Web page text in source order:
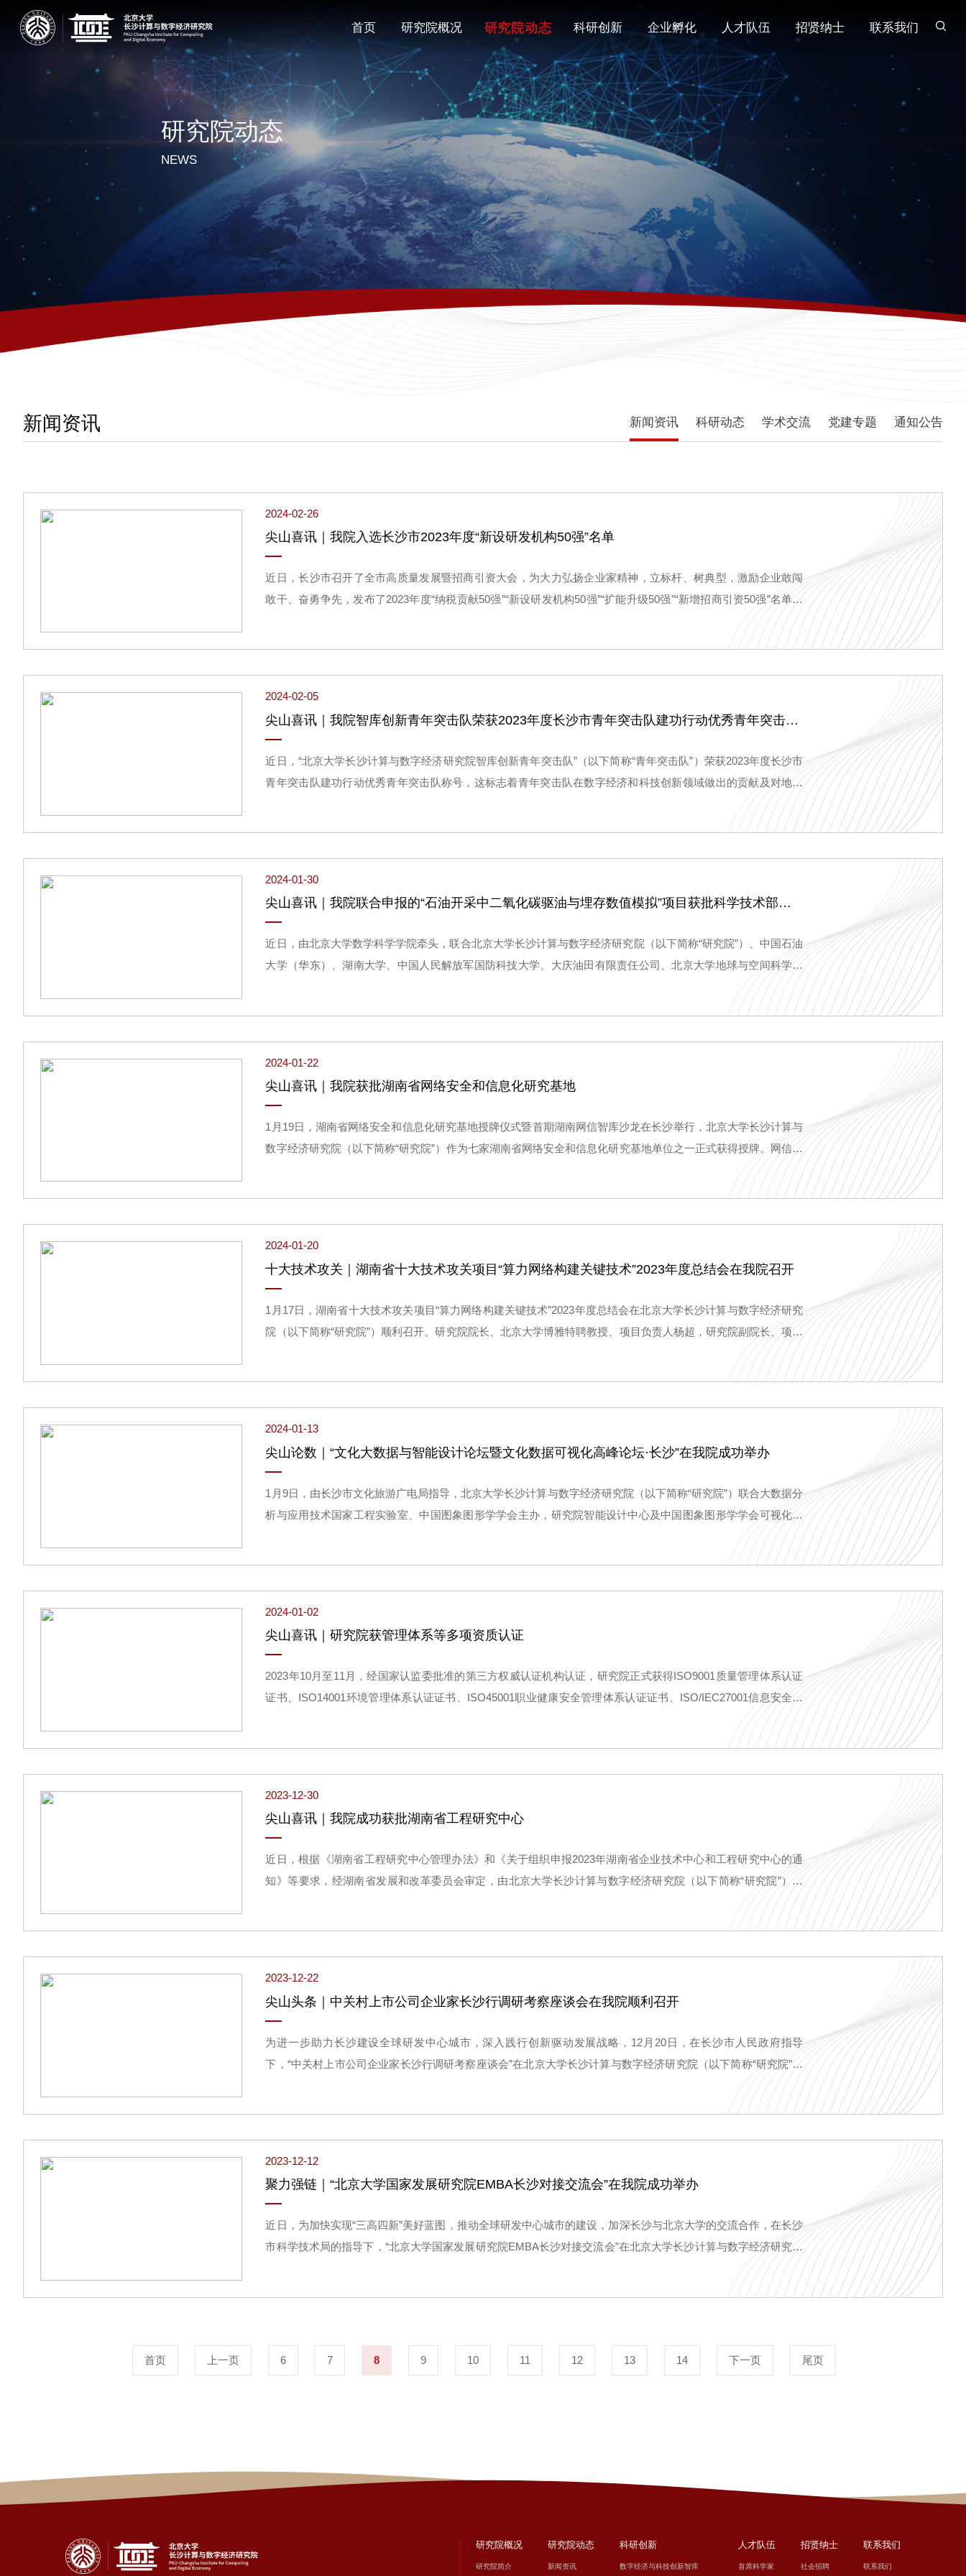
首页 研究院概况 研究院动态 科研创新 企业孵化 人才队伍 招贤纳士 联系我们
研究院动态
NEWS
新闻资讯 新闻资讯 科研动态 学术交流 党建专题 通知公告
2024-02-26
尖山喜讯｜我院入选长沙市2023年度“新设研发机构50强”名单
近日，长沙市召开了全市高质量发展暨招商引资大会，为大力弘扬企业家精神，立标杆、树典型，激励企业敢闯
敢干、奋勇争先，发布了2023年度“纳税贡献50强”“新设研发机构50强”“扩能升级50强”“新增招商引资50强”名单。
由北京大学长沙计算与数字经济研究院（以下简称“研究院”）牵头，联合长沙景嘉微电子股份有限公司、北京大学
大数据分析与应用技术国家工程实验室共同申报建设的“自主可控高性能计算软件湖南省工程研究中心”成功入选长
2024-02-05
尖山喜讯｜我院智库创新青年突击队荣获2023年度长沙市青年突击队建功行动优秀青年突击队称号
近日，“北京大学长沙计算与数字经济研究院智库创新青年突击队”（以下简称“青年突击队”）荣获2023年度长沙市
青年突击队建功行动优秀青年突击队称号，这标志着青年突击队在数字经济和科技创新领域做出的贡献及对地方
2024-01-30
尖山喜讯｜我院联合申报的“石油开采中二氧化碳驱油与埋存数值模拟”项目获批科学技术部国家重点研发计划重点专项
近日，由北京大学数学科学学院牵头，联合北京大学长沙计算与数字经济研究院（以下简称“研究院”）、中国石油
大学（华东）、湖南大学、中国人民解放军国防科技大学、大庆油田有限责任公司、北京大学地球与空间科学学
院、厦门大学、中国科学院力学研究所以及中国科学院数学与系统科学研究院共同申报的“石油开采中二氧化碳驱
油与埋存数值模拟”项目，获批科学技术部国家重点研发计划“数学和应用研究”重点专项2023年度项目，以“揭榜挂
2024-01-22
尖山喜讯｜我院获批湖南省网络安全和信息化研究基地
1月19日，湖南省网络安全和信息化研究基地授牌仪式暨首期湖南网信智库沙龙在长沙举行，北京大学长沙计算与
数字经济研究院（以下简称“研究院”）作为七家湖南省网络安全和信息化研究基地单位之一正式获得授牌。网信研
究基地是服务网信决策、聚焦网信事业发展需要而设立的重要研究平台，主要职责是组织开展网信领域重大理论
2024-01-20
十大技术攻关｜湖南省十大技术攻关项目“算力网络构建关键技术”2023年度总结会在我院召开
1月17日，湖南省十大技术攻关项目“算力网络构建关键技术”2023年度总结会在北京大学长沙计算与数字经济研究
院（以下简称“研究院”）顺利召开。研究院院长、北京大学博雅特聘教授、项目负责人杨超，研究院副院长、项目
行政负责人陈德良，研究院算力网络研究中心主任、项目总工程师樊春出席会议。各课题负责人以及湖南大学、
中南大学、湖南中科曙光信息有限公司、湖南马栏山视频先进技术研究院、方心科技股份有限公司等项目合作单
2024-01-13
尖山论数｜“文化大数据与智能设计论坛暨文化数据可视化高峰论坛·长沙”在我院成功举办
1月9日，由长沙市文化旅游广电局指导，北京大学长沙计算与数字经济研究院（以下简称“研究院”）联合大数据分
析与应用技术国家工程实验室、中国图象图形学学会主办，研究院智能设计中心及中国图象图形学学会可视化与
可视分析专委会承办，长沙博物馆、湖南大学经济与贸易学院、湖南省省情与对策研究中心、长沙市文化创意产
业协会、长沙市大数据产业链、长沙市新一代自主安全计算系统产业链协办的“文化大数据与智能设计论坛暨文化
2024-01-02
尖山喜讯｜研究院获管理体系等多项资质认证
2023年10月至11月，经国家认监委批准的第三方权威认证机构认证，研究院正式获得ISO9001质量管理体系认证
证书、ISO14001环境管理体系认证证书、ISO45001职业健康安全管理体系认证证书、ISO/IEC27001信息安全管
2023-12-30
尖山喜讯｜我院成功获批湖南省工程研究中心
近日，根据《湖南省工程研究中心管理办法》和《关于组织申报2023年湖南省企业技术中心和工程研究中心的通
知》等要求，经湖南省发展和改革委员会审定，由北京大学长沙计算与数字经济研究院（以下简称“研究院”）牵
头，联合长沙景嘉微电子股份有限公司、北京大学大数据分析与应用技术国家工程实验室共同申报建设的“自主可
2023-12-22
尖山头条｜中关村上市公司企业家长沙行调研考察座谈会在我院顺利召开
为进一步助力长沙建设全球研发中心城市，深入践行创新驱动发展战略，12月20日，在长沙市人民政府指导
下，“中关村上市公司企业家长沙行调研考察座谈会”在北京大学长沙计算与数字经济研究院（以下简称“研究院”）
顺利召开。长沙市人民政府副市长彭涛，长沙市科学技术局党组书记、局长郭塨，研究院院长杨超教授及11家中
关村上市企业的企业家代表齐聚美丽的尖山湖畔，共商合作与发展。会议由长沙市科学技术局副局长曾敏主持。
2023-12-12
聚力强链｜“北京大学国家发展研究院EMBA长沙对接交流会”在我院成功举办
近日，为加快实现“三高四新”美好蓝图，推动全球研发中心城市的建设，加深长沙与北京大学的交流合作，在长沙
市科学技术局的指导下，“北京大学国家发展研究院EMBA长沙对接交流会”在北京大学长沙计算与数字经济研究院
（以下简称“研究院”）成功举办。北京大学国家发展研究院EMBA中心副主任范丽荣以及包括6家专精特新、4家上
市企业、3家大型国有企业管理层在内37位E22班学员和校友齐聚一堂，共话科技创新与产业发展之道。长沙市科
首页 上一页 6 7 8 9 10 11 12 13 14 下一页 尾页
研究院概况
研究院简介
研究院动态
新闻资讯
科研创新
数字经济与科技创新智库
人才队伍
首席科学家
招贤纳士
社会招聘
联系我们
联系我们